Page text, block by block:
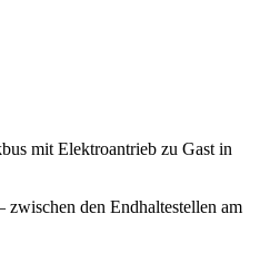
mit Elektroantrieb zu Gast in
den Endhaltestellen am